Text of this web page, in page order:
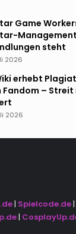
Game
steht
2026
erhebt
Fandom –
2026
| Spielcode.de|
|